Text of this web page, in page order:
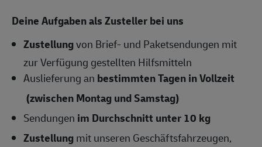
Deine Aufgaben als Zusteller bei uns
Zustellungvon Brief- und Paketsendungen mit
zur Verfügung gestellten Hilfsmitteln
Auslieferung an bestimmten Tagen in Vollzeit
(zwischen Montag und Samstag)
Sendungen im Durchschnitt unter 10 kg
Zustellungmit unseren Geschäftsfahrzeugen,